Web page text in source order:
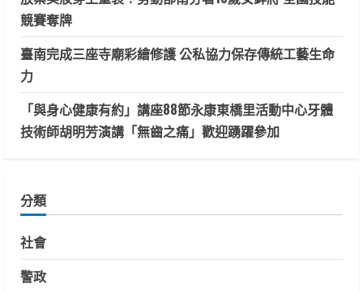
競賽奪牌
臺南完成三座寺廟彩繪修護 公私協力保存傳統工藝生命
力
「與身心健康有約」講座88節永康東橋里活動中心牙體
技術師胡明芳演講「無齒之痛」歡迎踴躍參加
分類
社會
警政